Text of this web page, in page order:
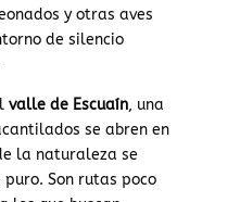
y otras aves
de silencio
valle de Escuaín, una
se abren en
la naturaleza se
Son rutas poco